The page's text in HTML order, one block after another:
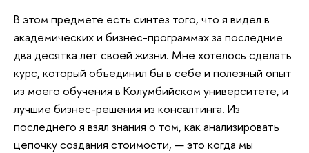
В этом предмете есть синтез того, что я видел в
академических и бизнес-программах за последние
два десятка лет своей жизни. Мне хотелось сделать
курс, который объединил бы в себе и полезный опыт
из моего обучения в Колумбийском университете, и
лучшие бизнес-решения из консалтинга. Из
последнего я взял знания о том, как анализировать
цепочку создания стоимости, — это когда мы